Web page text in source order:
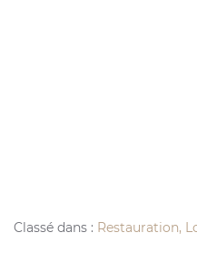
Classé dans : Restauration,